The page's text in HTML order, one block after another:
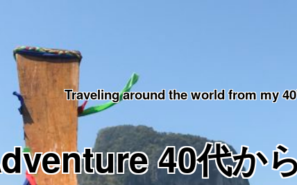
Traveling around the world from my
40代か